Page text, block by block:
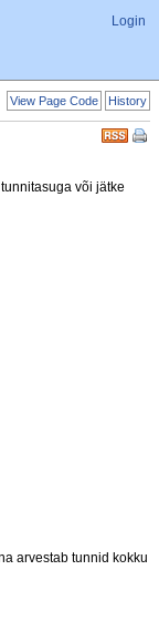
Login
View Page Code History
või jätke
arvestab tunnid kokku